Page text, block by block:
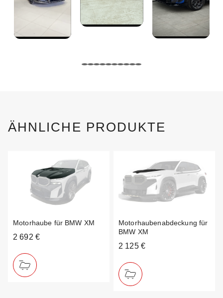
ÄHNLICHE PRODUKTE
Motorhaube für BMW XM
2 692 €
Motorhaubenabdeckung für
BMW XM
2 125 €